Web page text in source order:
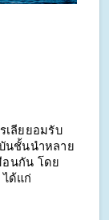
เลียยอมรับ
นชั้นนำหลาย
อนกัน โดย
ได้แก่